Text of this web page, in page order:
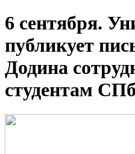
6 сентября.
публикует
Додина
студентам